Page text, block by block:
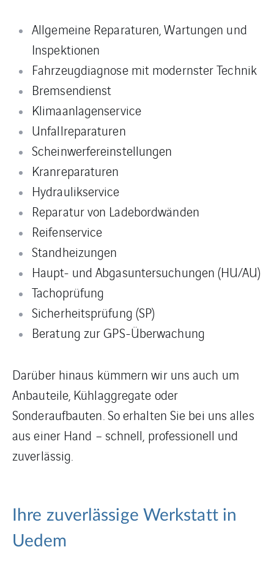
Allgemeine Reparaturen, Wartungen und
Inspektionen
Fahrzeugdiagnose mit modernster Technik
Bremsendienst
Klimaanlagenservice
Unfallreparaturen
Scheinwerfereinstellungen
Kranreparaturen
Hydraulikservice
Reparatur von Ladebordwänden
Reifenservice
Standheizungen
Haupt- und Abgasuntersuchungen (HU/AU)
Tachoprüfung
Sicherheitsprüfung (SP)
Beratung zur GPS-Überwachung
Darüber hinaus kümmern wir uns auch um
Anbauteile, Kühlaggregate oder
Sonderaufbauten. So erhalten Sie bei uns alles
aus einer Hand – schnell, professionell und
zuverlässig.
Ihre zuverlässige Werkstatt in
Uedem